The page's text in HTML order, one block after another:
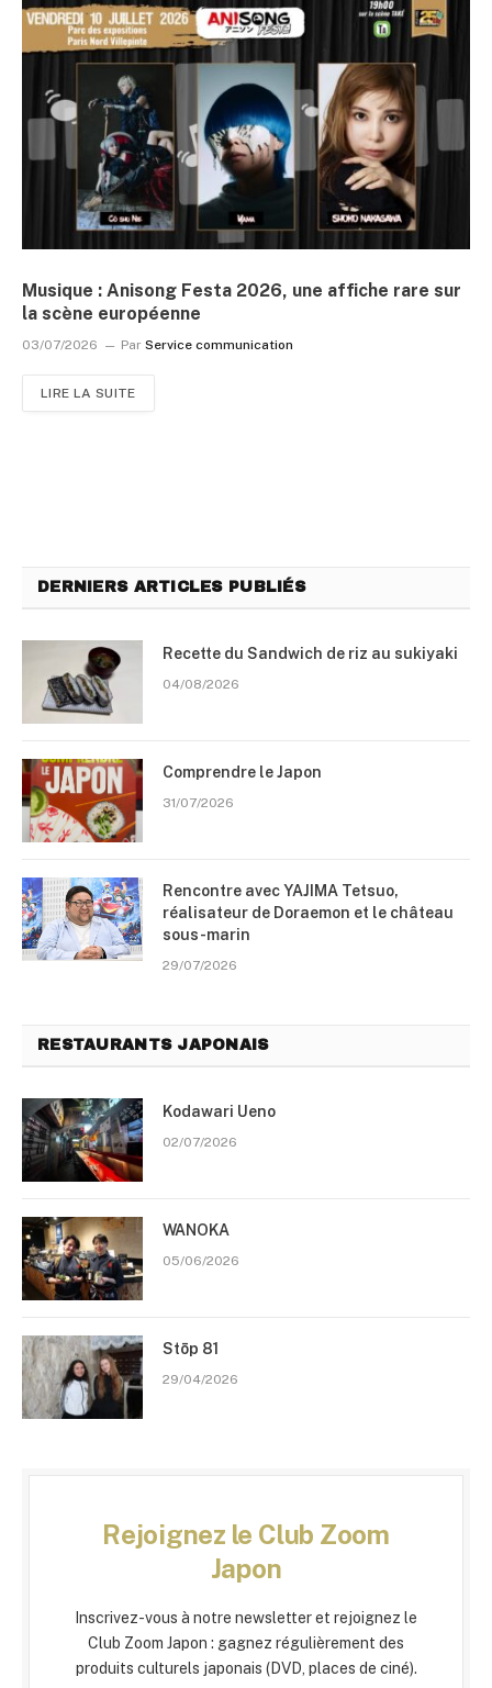
Musique : Anisong Festa 2026, une affiche rare sur
la scène européenne
03/07/2026 Par Service communication
LIRE LA SUITE
DERNIERS ARTICLES PUBLIÉS
Recette du Sandwich de riz au sukiyaki
04/08/2026
Comprendre le Japon
31/07/2026
Rencontre avec YAJIMA Tetsuo,
réalisateur de Doraemon et le château
sous-marin
29/07/2026
RESTAURANTS JAPONAIS
Kodawari Ueno
02/07/2026
WANOKA
05/06/2026
Stōp 81
29/04/2026
Rejoignez le Club Zoom
Japon
Inscrivez-vous à notre newsletter et rejoignez le
Club Zoom Japon : gagnez régulièrement des
produits culturels japonais (DVD, places de ciné).